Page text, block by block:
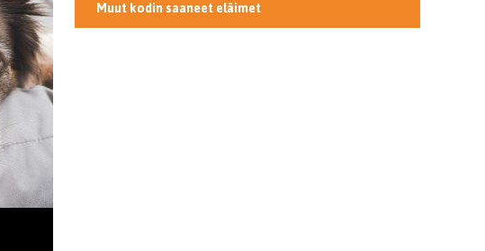
Muut kodin saaneet eläimet